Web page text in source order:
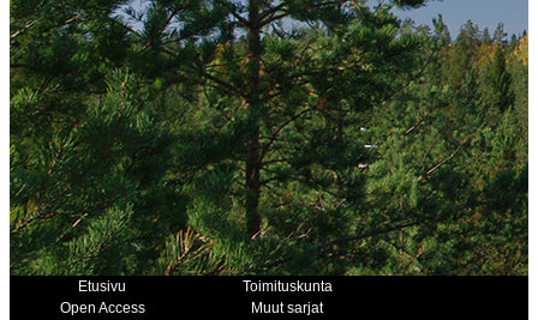
Etusivu
Toimituskunta
Open Access
Muut sarjat